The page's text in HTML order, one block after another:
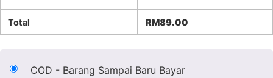
Total RM89.00
COD - Barang Sampai Baru Bayar